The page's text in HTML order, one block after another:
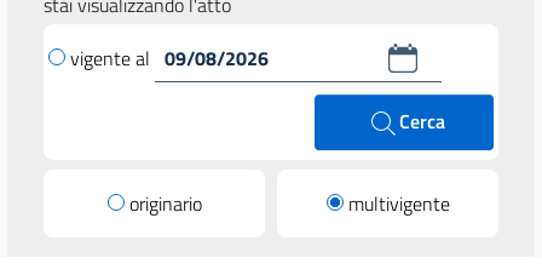
vigente al
Cerca
originario multivigente